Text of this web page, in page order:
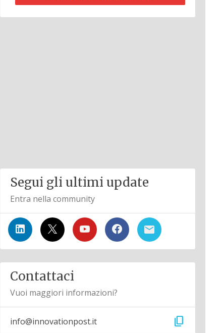
Segui gli ultimi update
Entra nella community
Contattaci
Vuoi maggiori informazioni?
info@innovationpost.it content_copy